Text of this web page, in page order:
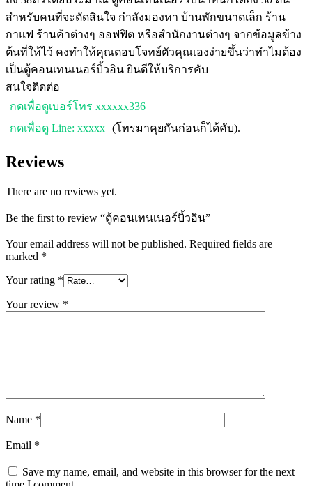
สำหรับคนที่จะตัดสินใจ กำลังมองหา บ้านพักขนาดเล็ก ร้าน
กาแฟ ร้านค้าต่างๆ ออฟฟิต หรือสำนักงานต่างๆ จากข้อมูลข้าง
ต้นที่ให้ไว้ คงทำให้คุณตอบโจทย์ตัวคุณเองง่ายขึ้นว่าทำไมต้อง
เป็นตู้คอนเทนเนอร์บิ้วอิน ยินดีให้บริการคับ
สนใจติดต่อ
กดเพื่อดูเบอร์โทร xxxxxx336
กดเพื่อดู Line: xxxxx (โทรมาคุยกันก่อนก็ได้คับ).
Reviews
There are no reviews yet.
Be the first to review “ตู้คอนเทนเนอร์บิ้วอิน”
Your email address will not be published. Required fields are
marked *
Your rating *
Your review *
Name *
Email *
Save my name, email, and website in this browser for the next